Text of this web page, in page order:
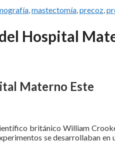
,mastectomía,precoz,
Hospital
Materno Este
británico William
se desarrollaban